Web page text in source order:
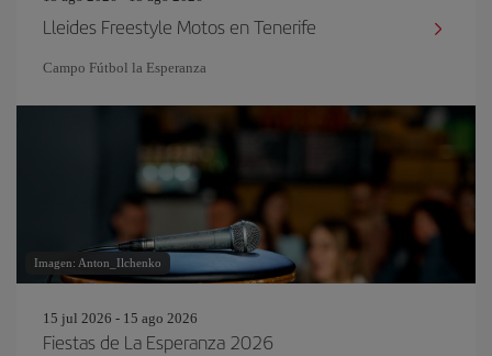
Lleides Freestyle Motos en Tenerife
Campo Fútbol la Esperanza
Imagen: Anton_Ilchenko
15 jul 2026 - 15 ago 2026
Fiestas de La Esperanza 2026